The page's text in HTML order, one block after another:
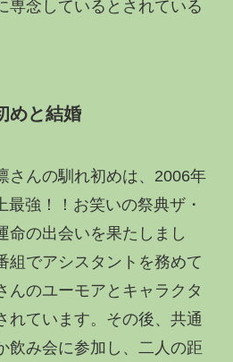
専念しているとされている
めと結婚
さんの馴れ初めは、2006年
強！！お笑いの祭典ザ・
命の出会いを果たしまし
組でアシスタントを務めて
んのユーモアとキャラクタ
れています。その後、共通
飲み会に参加し、二人の距